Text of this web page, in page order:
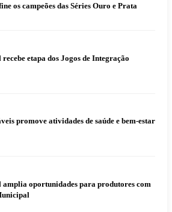
os campeões das Séries Ouro e Prata
etapa dos Jogos de Integração
promove atividades de saúde e bem-estar
amplia oportunidades para produtores com